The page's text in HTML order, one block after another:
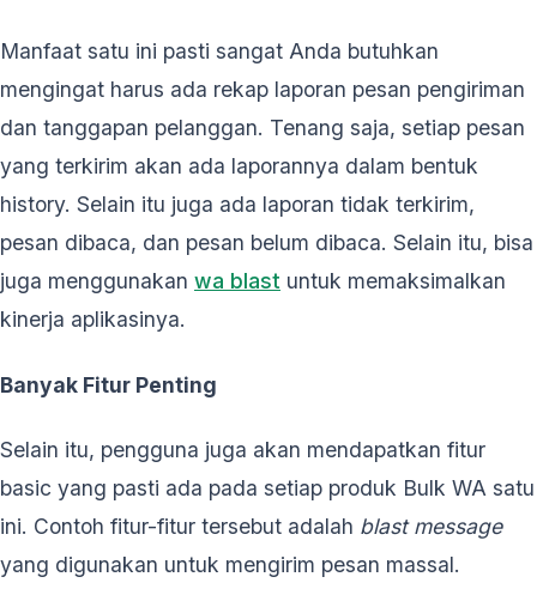
Manfaat satu ini pasti sangat Anda butuhkan
mengingat harus ada rekap laporan pesan pengiriman
dan tanggapan pelanggan. Tenang saja, setiap pesan
yang terkirim akan ada laporannya dalam bentuk
history. Selain itu juga ada laporan tidak terkirim,
pesan dibaca, dan pesan belum dibaca. Selain itu, bisa
juga menggunakan wa blast untuk memaksimalkan
kinerja aplikasinya.
Banyak Fitur Penting
Selain itu, pengguna juga akan mendapatkan fitur
basic yang pasti ada pada setiap produk Bulk WA satu
ini. Contoh fitur-fitur tersebut adalah blast message
yang digunakan untuk mengirim pesan massal.